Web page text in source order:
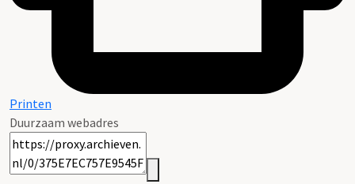
Printen
Duurzaam webadres